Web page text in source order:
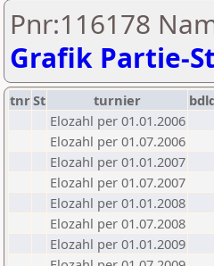
Pnr:116178
Grafik Partie-
tnrSt turnier
Elozahl per 01.01.2006
Elozahl per 01.07.2006
Elozahl per 01.01.2007
Elozahl per 01.07.2007
Elozahl per 01.01.2008
Elozahl per 01.07.2008
Elozahl per 01.01.2009